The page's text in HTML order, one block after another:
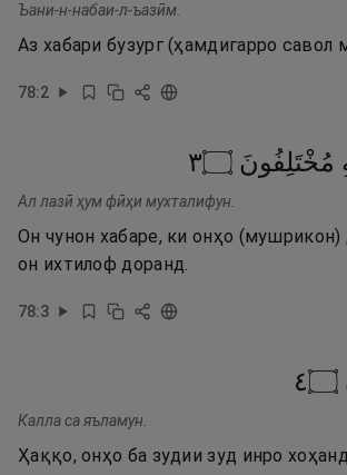
Ъани-н-набаи-л-ъазӣм.
Аз хабари бузург (ҳамдигарро савол
78:2
مُخْتَلِفُونَ ۝٣
Ал лазӣ ҳум фӣҳи мухталифун.
Он чунон хабаре, ки онҳо (мушрикон)
он ихтилоф доранд.
78:3
۝٤
Калла са яъламун.
Ҳаққо, онҳо ба зудии зуд инро